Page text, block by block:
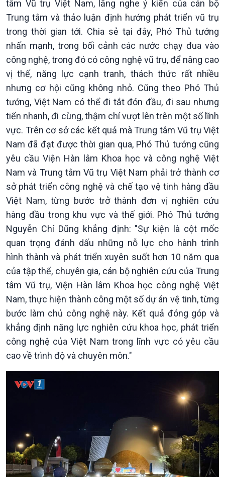
Xã hội
Tin Đời sống & Xã hội
360 độ Sức khỏe
Chuyển đổi Xanh
Tài nguyên và Môi trường
Chuyên gia của bạn
Xã hội chuyển động
Bước chân đến trường
Khoa học & Công nghệ
Tin Khoa học & Công nghệ
Kết nối công nghệ
Sống chung với biến đổi
khí hậu
tâm Vũ trụ Việt Nam, lắng nghe ý kiến của cán bộ
Trung tâm và thảo luận định hướng phát triển vũ trụ
trong thời gian tới. Chia sẻ tại đây, Phó Thủ tướng
nhấn mạnh, trong bối cảnh các nước chạy đua vào
công nghệ, trong đó có công nghệ vũ trụ, để nâng cao
vị thế, năng lực cạnh tranh, thách thức rất nhiều
nhưng cơ hội cũng không nhỏ. Cũng theo Phó Thủ
tướng, Việt Nam có thể đi tắt đón đầu, đi sau nhưng
tiến nhanh, đi cùng, thậm chí vượt lên trên một số lĩnh
vực. Trên cơ sở các kết quả mà Trung tâm Vũ trụ Việt
Nam đã đạt được thời gian qua, Phó Thủ tướng cũng
yêu cầu Viện Hàn lâm Khoa học và công nghệ Việt
Nam và Trung tâm Vũ trụ Việt Nam phải trở thành cơ
sở phát triển công nghệ và chế tạo vệ tinh hàng đầu
Việt Nam, từng bước trở thành đơn vị nghiên cứu
hàng đầu trong khu vực và thế giới. Phó Thủ tướng
Nguyễn Chí Dũng khẳng định: "Sự kiện là cột mốc
quan trọng đánh dấu những nỗ lực cho hành trình
hình thành và phát triển xuyên suốt hơn 10 năm qua
của tập thể, chuyên gia, cán bộ nghiên cứu của Trung
tâm Vũ trụ, Viện Hàn lâm Khoa học công nghệ Việt
Nam, thực hiện thành công một số dự án vệ tinh, từng
bước làm chủ công nghệ này. Kết quả đóng góp và
khẳng định năng lực nghiên cứu khoa học, phát triển
công nghệ của Việt Nam trong lĩnh vực có yêu cầu
cao về trình độ và chuyên môn."